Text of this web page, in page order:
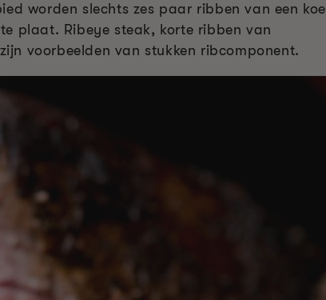
worden slechts zes paar ribben van een koe
plaat. Ribeye steak, korte ribben van
voorbeelden van stukken ribcomponent.